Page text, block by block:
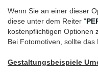
Wenn Sie an einer dieser
diese unter dem Reiter "
kostenpflichtigen Optionen
Bei Fotomotiven, sollte
Gestaltungsbeispiele